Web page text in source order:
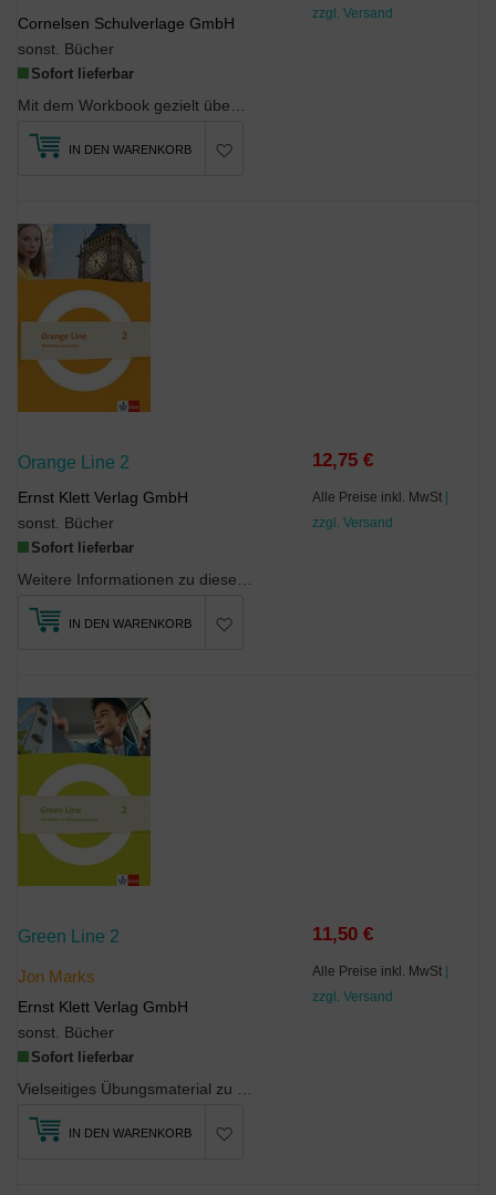
Cornelsen Schulverlage GmbH
sonst. Bücher
Sofort lieferbar
zzgl. Versand
IN DEN WARENKORB
Orange Line 2
Ernst Klett Verlag GmbH
sonst. Bücher
Sofort lieferbar
12,75 €
Alle Preise inkl. MwSt |
zzgl. Versand
IN DEN WARENKORB
Green Line 2
Jon Marks
Ernst Klett Verlag GmbH
sonst. Bücher
Sofort lieferbar
11,50 €
Alle Preise inkl. MwSt |
zzgl. Versand
IN DEN WARENKORB